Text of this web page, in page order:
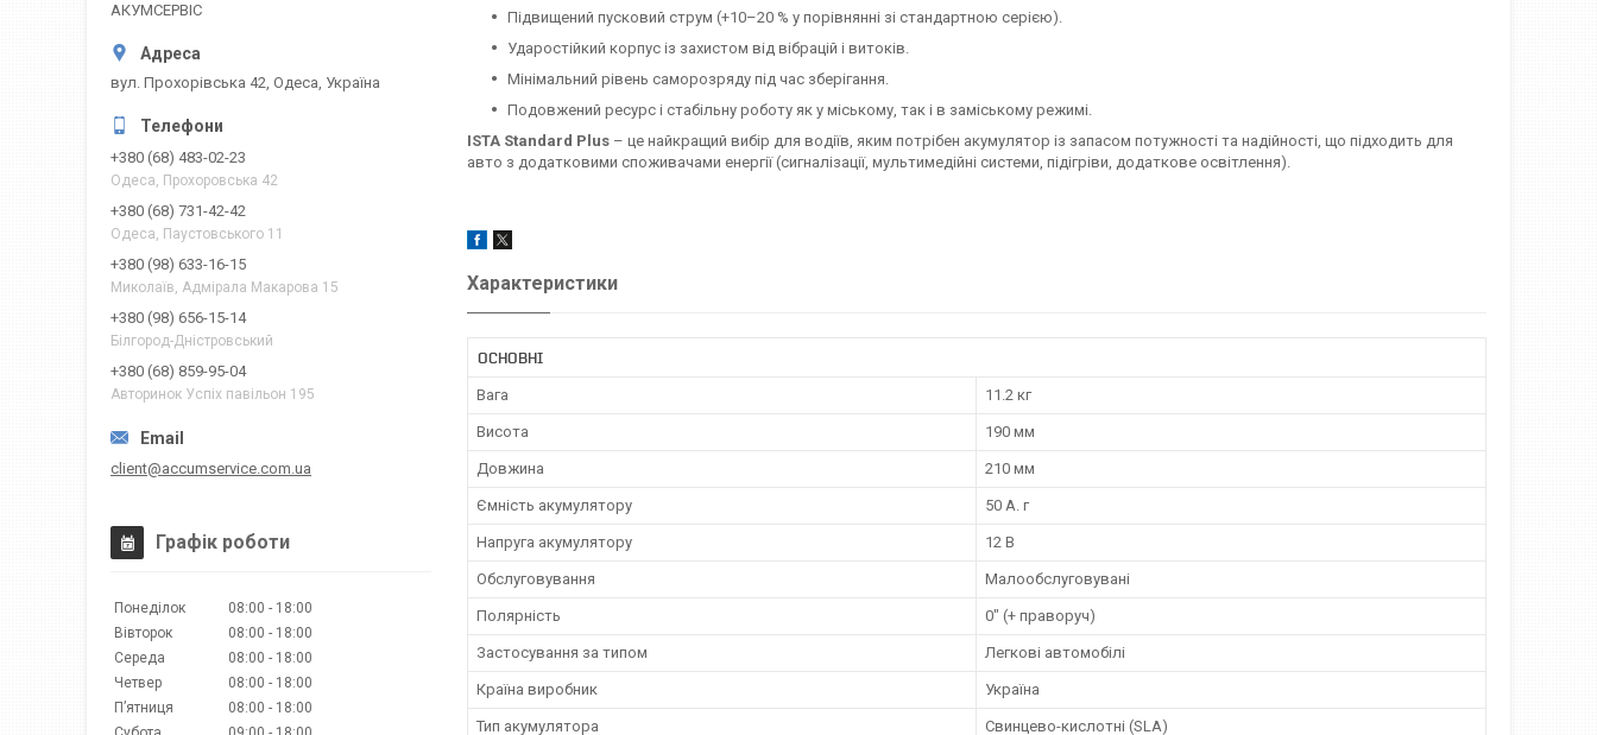
Підвищений пусковий струм (+10–20 % у порівнянні зі стандартною серією).
Ударостійкий корпус із захистом від вібрацій і витоків.
Мінімальний рівень саморозряду під час зберігання.
Подовжений ресурс і стабільну роботу як у міському, так і в заміському режимі.
ISTA Standard Plus – це найкращий вибір для водіїв, яким потрібен акумулятор із запасом потужності та надійності, що підходить для
авто з додатковими споживачами енергії (сигналізації, мультимедійні системи, підігріви, додаткове освітлення).
Характеристики
ОСНОВНІ
Вага 11.2 кг
Висота 190 мм
Довжина 210 мм
Ємність акумулятору 50 А. г
Напруга акумулятору 12 В
Обслуговування Малообслуговувані
Полярність 0" (+ праворуч)
Застосування за типом Легкові автомобілі
Країна виробник Україна
Тип акумулятора Свинцево-кислотні (SLA)
АКУМСЕРВІС
вул. Прохорівська 42, Одеса, Україна
+380 (68) 483-02-23
Одеса, Прохоровська 42
+380 (68) 731-42-42
Одеса, Паустовського 11
+380 (98) 633-16-15
Миколаїв, Адмірала Макарова 15
+380 (98) 656-15-14
Білгород-Дністровський
+380 (68) 859-95-04
Авторинок Успіх павільон 195
client@accumservice.com.ua
Графік роботи
Понеділок 08:00
18:00
Вівторок
08:00
18:00
Середа
08:00
18:00
Четвер
08:00
18:00
Пʼятниця
08:00
18:00